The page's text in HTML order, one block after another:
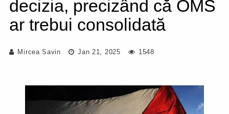
decizia, precizând că OMS
ar trebui consolidată
Mircea Savin Jan 21, 2025 1548